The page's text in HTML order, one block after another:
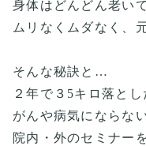
身体はどんどん老い
ムリなくムダなく、
そんな秘訣と…
２年で３5キロ落とし
がんや病気にならな
院内・外のセミナー